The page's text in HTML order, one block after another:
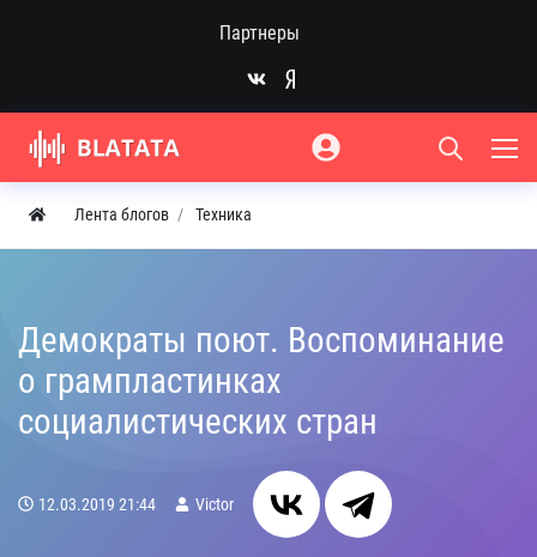
Партнеры
Лента блогов Техника
Демократы поют. Воспоминание
о грампластинках
социалистических стран
12.03.2019 21:44 Victor